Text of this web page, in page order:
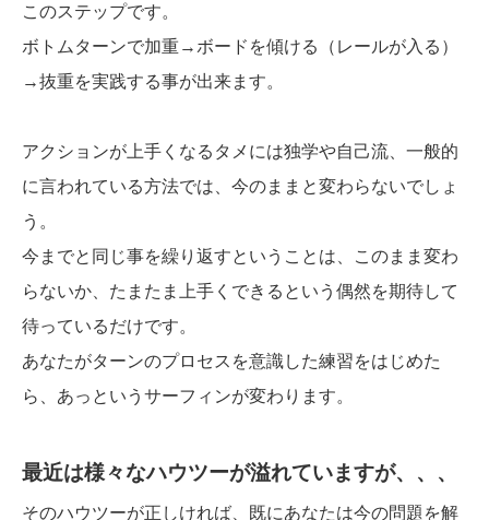
このステップです。
ボトムターンで加重→ボードを傾ける（レールが入る）
→抜重を実践する事が出来ます。
アクションが上手くなるタメには独学や自己流、一般的
に言われている方法では、今のままと変わらないでしょ
う。
今までと同じ事を繰り返すということは、このまま変わ
らないか、たまたま上手くできるという偶然を期待して
待っているだけです。
あなたがターンのプロセスを意識した練習をはじめた
ら、あっというサーフィンが変わります。
最近は様々なハウツーが溢れていますが、、、
そのハウツーが正しければ、既にあなたは今の問題を解